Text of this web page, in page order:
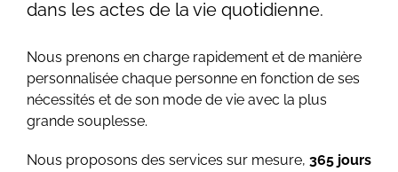
dans les actes de la vie quotidienne.
Nous prenons en charge rapidement et de manière
personnalisée chaque personne en fonction de ses
nécessités et de son mode de vie avec la plus
grande souplesse.
Nous proposons des services sur mesure, 365 jours